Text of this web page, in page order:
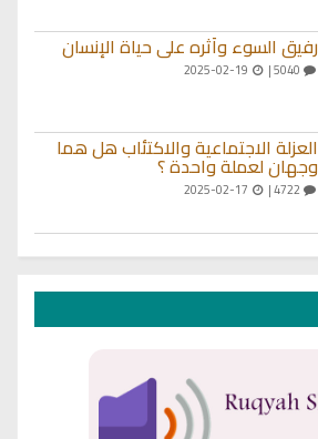
رفيق السوء وأثره على حياة الإنسان
العزلة الاجتماعية والاكتئاب هل هما
وجهان لعملة واحدة ؟